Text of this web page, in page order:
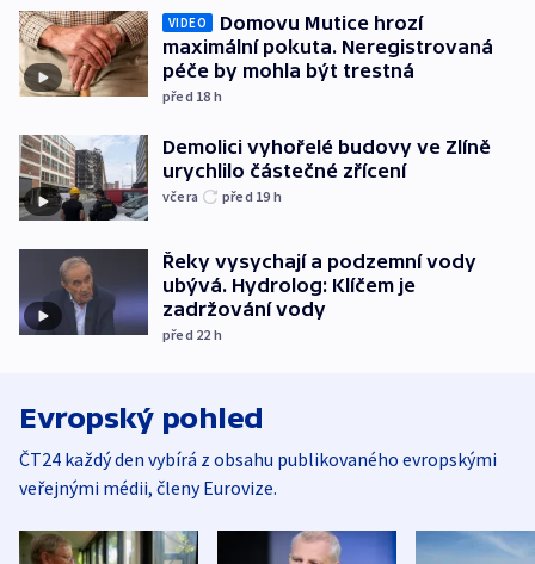
VIDEO
Domovu Mutice hrozí
maximální pokuta. Neregistrovaná
péče by mohla být trestná
před 18 h
Demolici vyhořelé budovy ve Zlíně
urychlilo částečné zřícení
včera před 19 h
Řeky vysychají a podzemní vody
ubývá. Hydrolog: Klíčem je
zadržování vody
před 22 h
Evropský pohled
ČT24 každý den vybírá z obsahu publikovaného evropskými
veřejnými médii, členy Eurovize.